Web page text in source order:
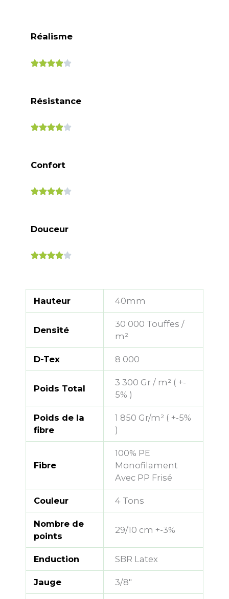
Réalisme
Résistance
Confort
Douceur
Hauteur 40mm
Densité
30 000 Touffes /
m²
D-Tex 8 000
Poids Total
3 300 Gr / m² ( +-
5% )
Poids de la
fibre
1 850 Gr/m² ( +-5%
)
Fibre
100% PE
Monofilament
Avec PP Frisé
Couleur 4 Tons
Nombre de
points
29/10 cm +-3%
Enduction SBR Latex
Jauge 3/8"